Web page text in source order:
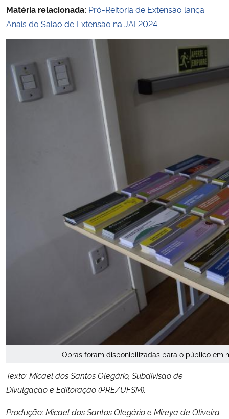
Matéria relacionada: Pró-Reitoria de Extensão lança
Anais do Salão de Extensão na JAI 2024
Obras foram disponibilizadas para o público em
Texto: Micael dos Santos Olegário, Subdivisão de
Divulgação e Editoração (PRE/UFSM).
Produção: Micael dos Santos Olegário e Mireya de Oliveira